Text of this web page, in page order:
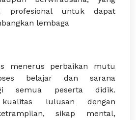
profesional untuk dapat
lembaga
menerus perbaikan mutu
belajar dan sarana
semua peserta didik.
kualitas lulusan dengan
sikap mental,